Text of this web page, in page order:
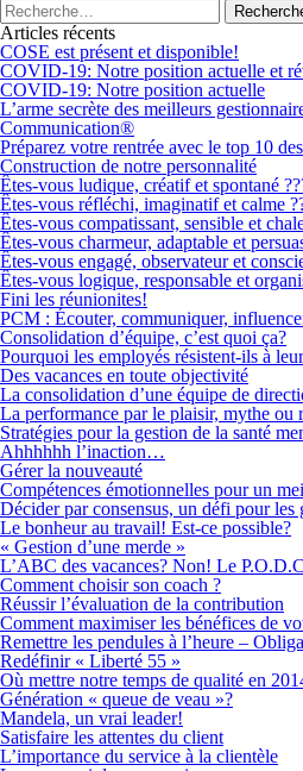
Articles récents
COSE est présent et disponible!
COVID-19: Notre position actuelle et
COVID-19: Notre position actuelle
L’arme secrète des meilleurs
Communication®
Préparez votre rentrée avec le top 10
Construction de notre personnalité
Êtes-vous ludique, créatif et spontané
Êtes-vous réfléchi, imaginatif et calme
Êtes-vous compatissant, sensible et
Êtes-vous charmeur, adaptable et
Êtes-vous engagé, observateur et
Êtes-vous logique, responsable et
Fini les réunionites!
PCM : Écouter, communiquer,
Consolidation d’équipe, c’est quoi ça?
Pourquoi les employés résistent-ils à
Des vacances en toute objectivité
La consolidation d’une équipe de
La performance par le plaisir, mythe ou
Stratégies pour la gestion de la santé
Ahhhhhh l’inaction…
Gérer la nouveauté
Compétences émotionnelles pour un
Décider par consensus, un défi pour les
Le bonheur au travail! Est-ce possible?
« Gestion d’une merde »
L’ABC des vacances? Non! Le P.O.D.C
Comment choisir son coach ?
Réussir l’évaluation de la contribution
Comment maximiser les bénéfices de
Remettre les pendules à l’heure –
Redéfinir « Liberté 55 »
Où mettre notre temps de qualité en
Génération « queue de veau »?
Mandela, un vrai leader!
Satisfaire les attentes du client
L’importance du service à la clientèle